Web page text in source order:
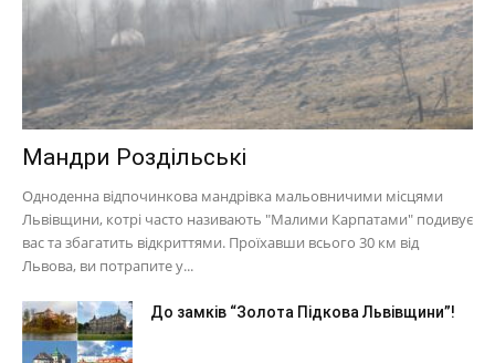
Мандри Роздільські
Одноденна відпочинкова мандрівка мальовничими місцями
Львівщини, котрі часто називають "Малими Карпатами" подивує
вас та збагатить відкриттями. Проїхавши всього 30 км від
Львова, ви потрапите у...
До замків “Золота Підкова Львівщини”!